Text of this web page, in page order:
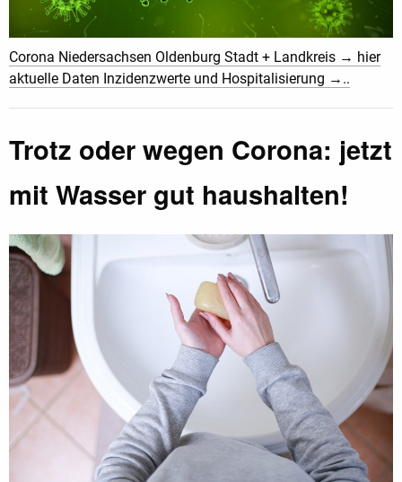
Corona Niedersachsen Oldenburg Stadt + Landkreis → hier
aktuelle Daten Inzidenzwerte und Hospitalisierung →..
Trotz oder wegen Corona: jetzt
mit Wasser gut haushalten!